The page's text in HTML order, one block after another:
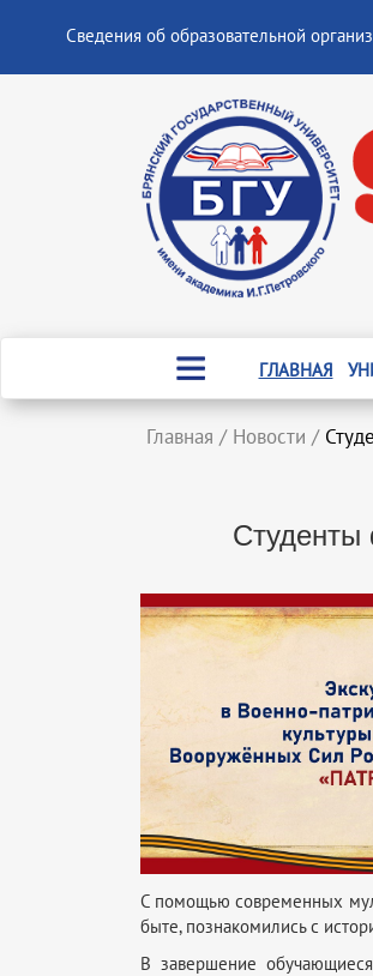
Сведения об образовательной
ГЛАВНАЯ
Главная / Новости /
Студенты
С помощью современных
быте, познакомились с
В завершение